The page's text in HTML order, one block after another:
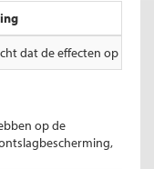
dat de effecten op de
op de